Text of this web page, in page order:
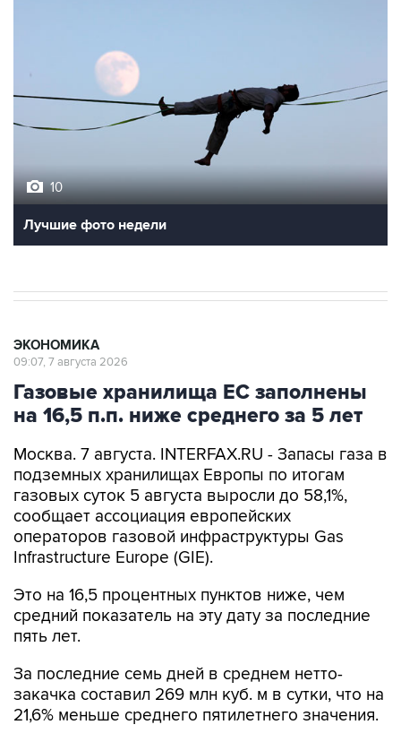
10
Лучшие фото недели
ЭКОНОМИКА
09:07, 7 августа 2026
Газовые хранилища ЕС заполнены
на 16,5 п.п. ниже среднего за 5 лет
Москва. 7 августа. INTERFAX.RU - Запасы газа в
подземных хранилищах Европы по итогам
газовых суток 5 августа выросли до 58,1%,
сообщает ассоциация европейских
операторов газовой инфраструктуры Gas
Infrastructure Europe (GIE).
Это на 16,5 процентных пунктов ниже, чем
средний показатель на эту дату за последние
пять лет.
За последние семь дней в среднем нетто-
закачка составил 269 млн куб. м в сутки, что на
21,6% меньше среднего пятилетнего значения.